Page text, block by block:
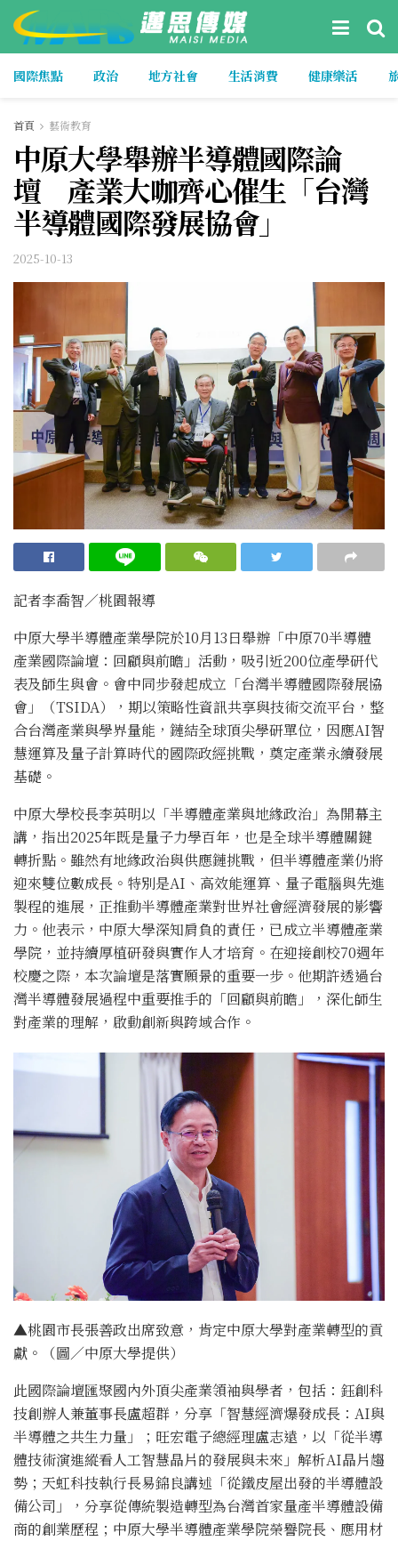
國際焦點 政治 地方社會 生活消費 健康樂活
首頁 藝術教育
中原大學舉辦半導體國際論
壇 產業大咖齊心催生「台灣
半導體國際發展協會」
2025-10-13
記者李喬智／桃園報導
中原大學半導體產業學院於10月13日舉辦「中原70半導體
產業國際論壇：回顧與前瞻」活動，吸引近200位產學研代
表及師生與會。會中同步發起成立「台灣半導體國際發展協
會」（TSIDA），期以策略性資訊共享與技術交流平台，整
合台灣產業與學界量能，鏈結全球頂尖學研單位，因應AI智
慧運算及量子計算時代的國際政經挑戰，奠定產業永續發展
基礎。
中原大學校長李英明以「半導體產業與地緣政治」為開幕主
講，指出2025年既是量子力學百年，也是全球半導體關鍵
轉折點。雖然有地緣政治與供應鏈挑戰，但半導體產業仍將
迎來雙位數成長。特別是AI、高效能運算、量子電腦與先進
製程的進展，正推動半導體產業對世界社會經濟發展的影響
力。他表示，中原大學深知肩負的責任，已成立半導體產業
學院，並持續厚植研發與實作人才培育。在迎接創校70週年
校慶之際，本次論壇是落實願景的重要一步。他期許透過台
灣半導體發展過程中重要推手的「回顧與前瞻」，深化師生
對產業的理解，啟動創新與跨域合作。
▲桃園市長張善政出席致意，肯定中原大學對產業轉型的貢
獻。（圖／中原大學提供）
此國際論壇匯聚國內外頂尖產業領袖與學者，包括：鈺創科
技創辦人兼董事長盧超群，分享「智慧經濟爆發成長：AI與
半導體之共生力量」；旺宏電子總經理盧志遠，以「從半導
體技術演進縱看人工智慧晶片的發展與未來」解析AI晶片趨
勢；天虹科技執行長易錦良講述「從鐵皮屋出發的半導體設
備公司」，分享從傳統製造轉型為台灣首家量產半導體設備
商的創業歷程；中原大學半導體產業學院榮譽院長、應用材